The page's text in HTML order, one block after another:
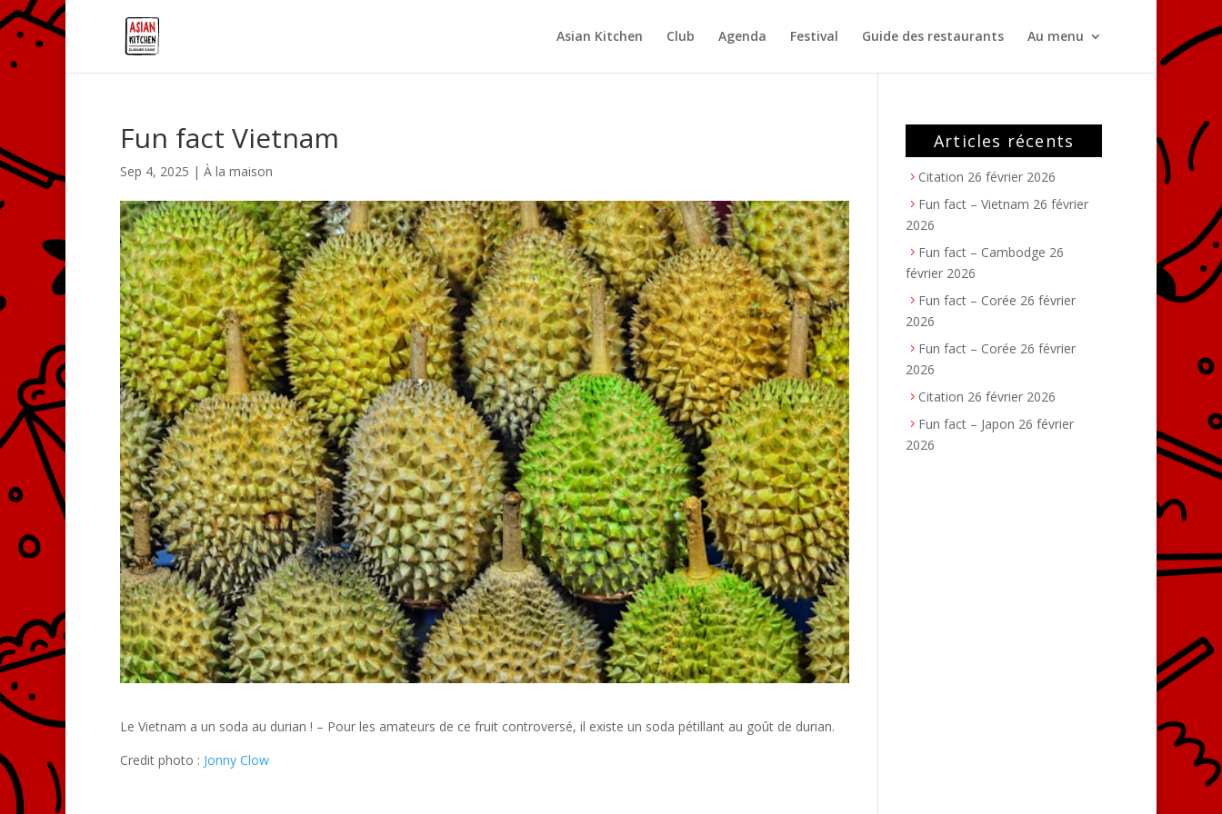
Asian Kitchen Club Agenda Festival Guide des restaurants Au menu
Fun fact Vietnam
Sep 4, 2025 | À la maison
Le Vietnam a un soda au durian ! – Pour les amateurs de ce fruit controversé, il existe un soda pétillant au goût de durian.
Credit photo : Jonny Clow
Articles récents
Citation 26 février 2026
Fun fact – Vietnam 26 février
2026
Fun fact – Cambodge 26
février 2026
Fun fact – Corée 26 février
2026
Fun fact – Corée 26 février
2026
Citation 26 février 2026
Fun fact – Japon 26 février
2026